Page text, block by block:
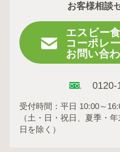
お客様相談
エスビー
コーポレ
お問い合
0120-
受付時間：平日 10:00～
（土・日・祝日、夏季・
日を除く）